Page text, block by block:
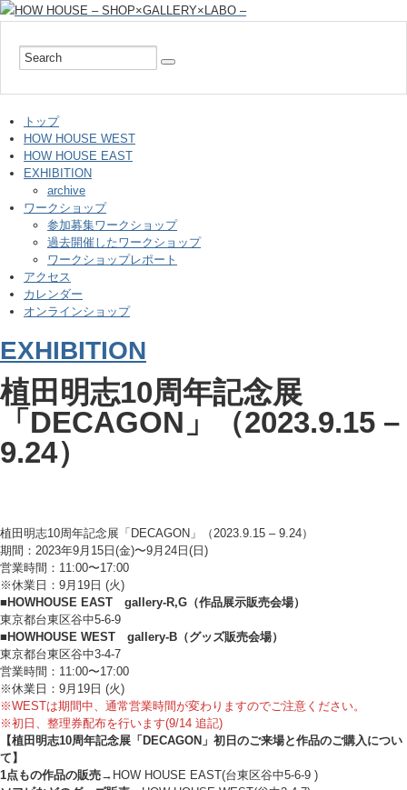
トップ
HOW HOUSE WEST
HOW HOUSE EAST
EXHIBITION
archive
ワークショップ
参加募集ワークショップ
過去開催したワークショップ
ワークショップレポート
アクセス
カレンダー
オンラインショップ
EXHIBITION
植田明志10周年記念展
「DECAGON」（2023.9.15 –
9.24）
植田明志10周年記念展「DECAGON」（2023.9.15 – 9.24）
期間：2023年9月15日(金)〜9月24日(日)
営業時間：11:00〜17:00
※休業日：9月19日 (火)
■HOWHOUSE EAST gallery-R,G（作品展示販売会場）
東京都台東区谷中5-6-9
■HOWHOUSE WEST gallery-B（グッズ販売会場）
東京都台東区谷中3-4-7
営業時間：11:00〜17:00
※休業日：9月19日 (火)
※WESTは期間中、通常営業時間が変わりますのでご注意ください。
※初日、整理券配布を行います(9/14 追記)
【植田明志10周年記念展「DECAGON」初日のご来場と作品のご購入につい
て】
1点もの作品の販売→HOW HOUSE EAST(台東区谷中5-6-9 )